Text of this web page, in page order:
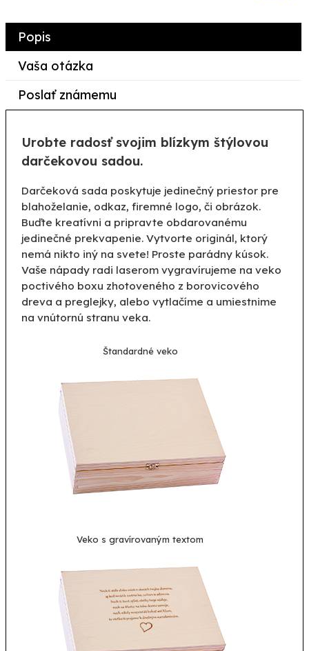
Popis
Vaša otázka
Poslať známemu
Urobte radosť svojim blízkym štýlovou
darčekovou sadou.
Darčeková sada poskytuje jedinečný priestor pre
blahoželanie, odkaz, firemné logo, či obrázok.
Buďte kreatívni a pripravte obdarovanému
jedinečné prekvapenie. Vytvorte originál, ktorý
nemá nikto iný na svete! Proste parádny kúsok.
Vaše nápady radi laserom vygravírujeme na veko
poctivého boxu zhotoveného z borovicového
dreva a preglejky, alebo vytlačíme a umiestnime
na vnútornú stranu veka.
Štandardné veko
Veko s gravírovaným textom